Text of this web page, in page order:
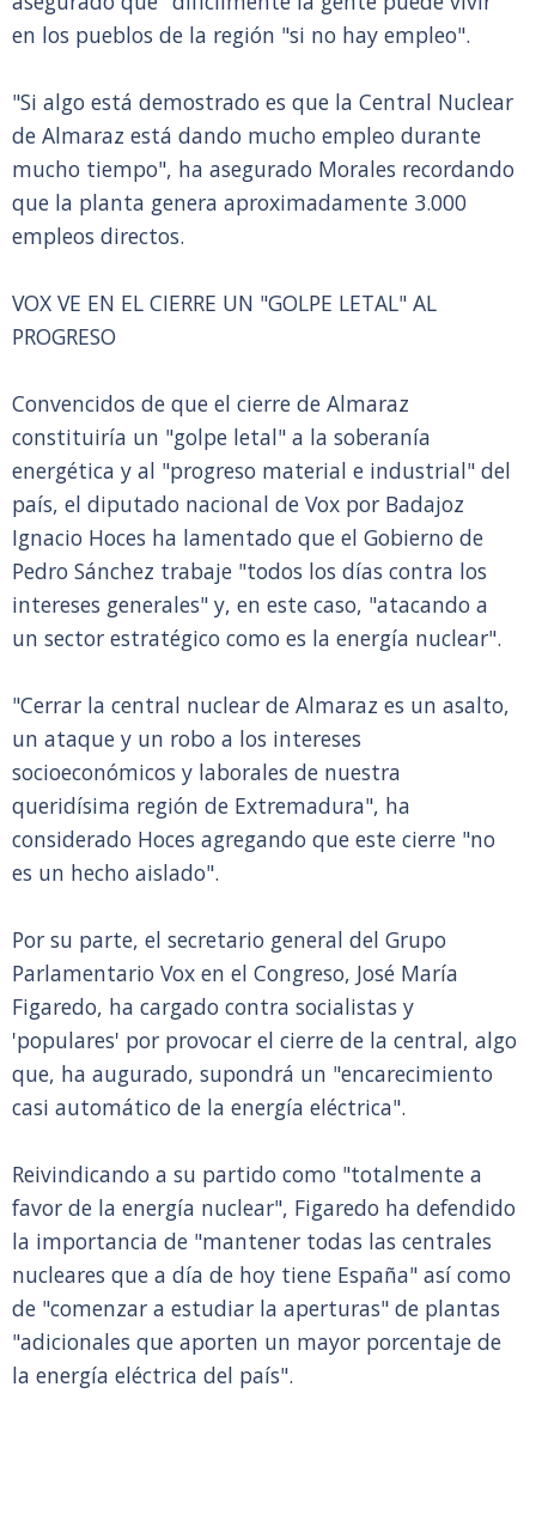
en los pueblos de la región "si no hay empleo".
"Si algo está demostrado es que la Central Nuclear
de Almaraz está dando mucho empleo durante
mucho tiempo", ha asegurado Morales recordando
que la planta genera aproximadamente 3.000
empleos directos.
VOX VE EN EL CIERRE UN "GOLPE LETAL" AL
PROGRESO
Convencidos de que el cierre de Almaraz
constituiría un "golpe letal" a la soberanía
energética y al "progreso material e industrial" del
país, el diputado nacional de Vox por Badajoz
Ignacio Hoces ha lamentado que el Gobierno de
Pedro Sánchez trabaje "todos los días contra los
intereses generales" y, en este caso, "atacando a
un sector estratégico como es la energía nuclear".
"Cerrar la central nuclear de Almaraz es un asalto,
un ataque y un robo a los intereses
socioeconómicos y laborales de nuestra
queridísima región de Extremadura", ha
considerado Hoces agregando que este cierre "no
es un hecho aislado".
Por su parte, el secretario general del Grupo
Parlamentario Vox en el Congreso, José María
Figaredo, ha cargado contra socialistas y
'populares' por provocar el cierre de la central, algo
que, ha augurado, supondrá un "encarecimiento
casi automático de la energía eléctrica".
Reivindicando a su partido como "totalmente a
favor de la energía nuclear", Figaredo ha defendido
la importancia de "mantener todas las centrales
nucleares que a día de hoy tiene España" así como
de "comenzar a estudiar la aperturas" de plantas
"adicionales que aporten un mayor porcentaje de
la energía eléctrica del país".